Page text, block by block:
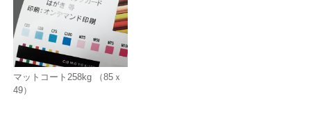
マットコート258kg （85ｘ
49）